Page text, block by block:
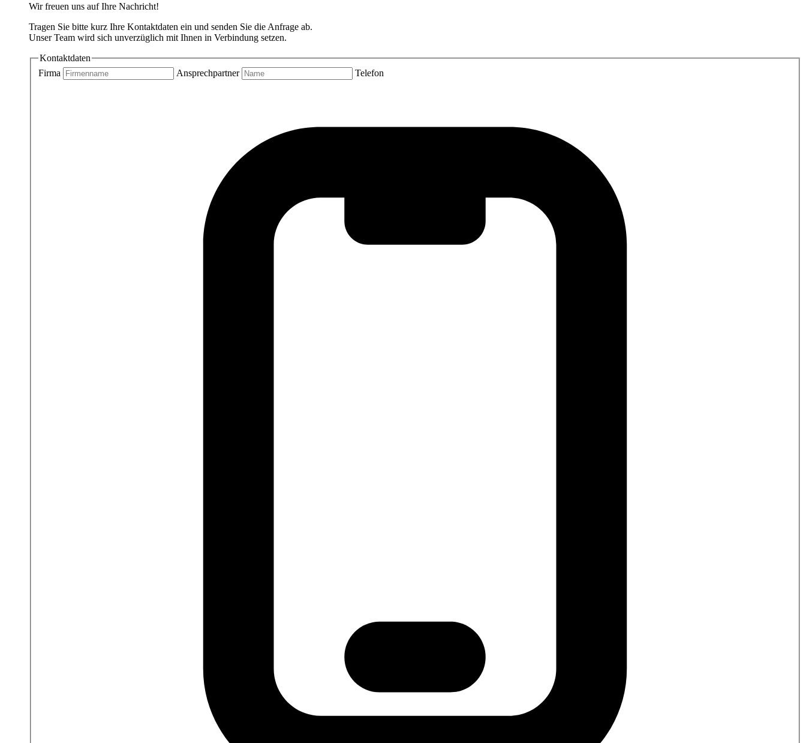
Wir freuen uns auf Ihre Nachricht!
Tragen Sie bitte kurz Ihre Kontaktdaten ein und senden Sie die Anfrage ab.
Unser Team wird sich unverzüglich mit Ihnen in Verbindung setzen.
Kontaktdaten
Firma
Ansprechpartner Telefon